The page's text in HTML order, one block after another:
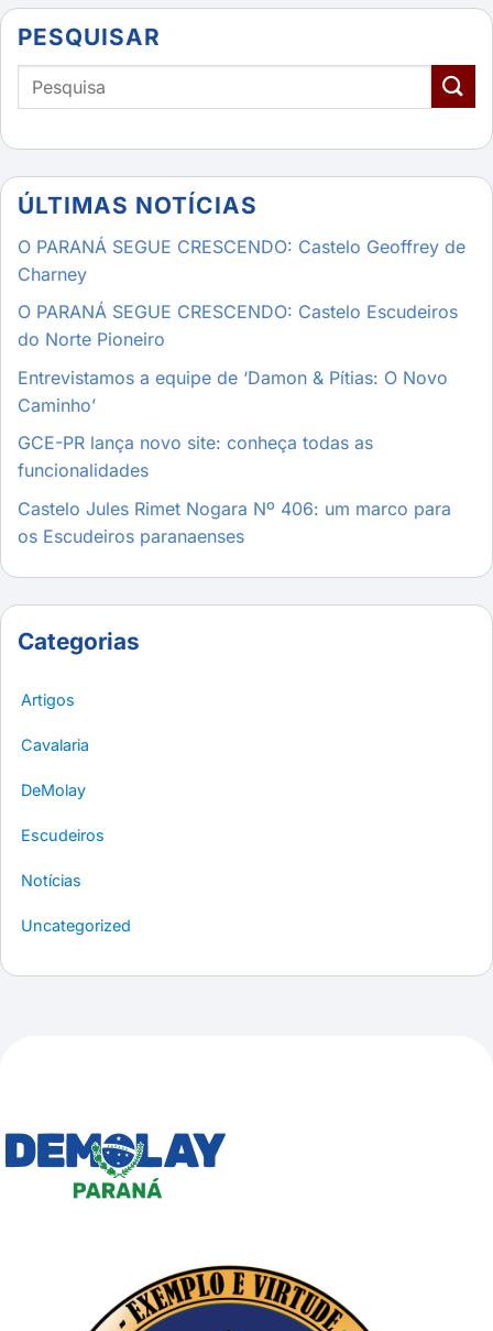
PESQUISAR
ÚLTIMAS NOTÍCIAS
O PARANÁ SEGUE CRESCENDO: Castelo Geoffrey de
Charney
O PARANÁ SEGUE CRESCENDO: Castelo Escudeiros
do Norte Pioneiro
Entrevistamos a equipe de ‘Damon & Pítias: O Novo
Caminho’
GCE-PR lança novo site: conheça todas as
funcionalidades
Castelo Jules Rimet Nogara Nº 406: um marco para
os Escudeiros paranaenses
Categorias
Artigos
Cavalaria
DeMolay
Escudeiros
Notícias
Uncategorized